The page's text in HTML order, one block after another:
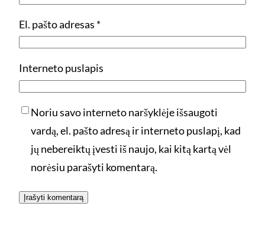
El. pašto adresas *
Interneto puslapis
Noriu savo interneto naršyklėje išsaugoti
vardą, el. pašto adresą ir interneto puslapį, kad
jų nebereiktų įvesti iš naujo, kai kitą kartą vėl
norėsiu parašyti komentarą.